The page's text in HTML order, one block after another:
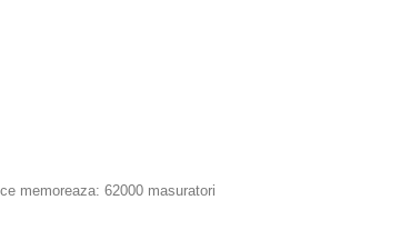
memoreaza: 62000 masuratori